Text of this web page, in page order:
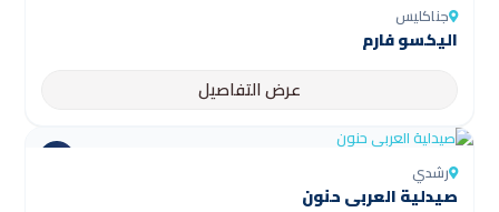
جناكليس
اليكسو فارم
عرض التفاصيل
رشدي
صيدلية العربى حنون